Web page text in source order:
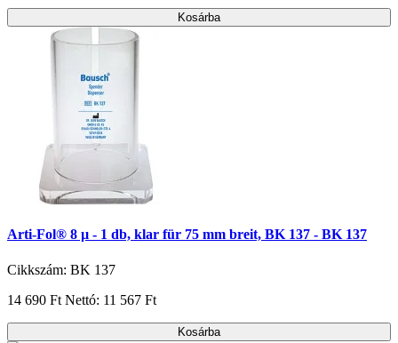
Kosárba
Arti-Fol® 8 µ - 1 db, klar für 75 mm breit, BK 137 - BK 137
Cikkszám: BK 137
14 690 Ft Nettó: 11 567 Ft
Kosárba